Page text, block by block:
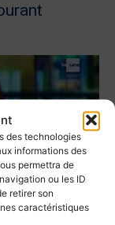
des technologies
informations des
permettra de
ou les ID
retirer son
caractéristiques